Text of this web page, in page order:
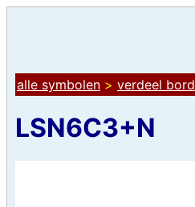
alle symbolen > verdeel bord
LSN6C3+N